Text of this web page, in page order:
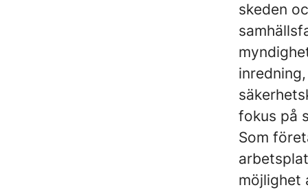
skeden
fokus på
Som
möjlighet